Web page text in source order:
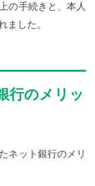
の手続きと、本人
ました。
行のメリッ
ネット銀行のメリ